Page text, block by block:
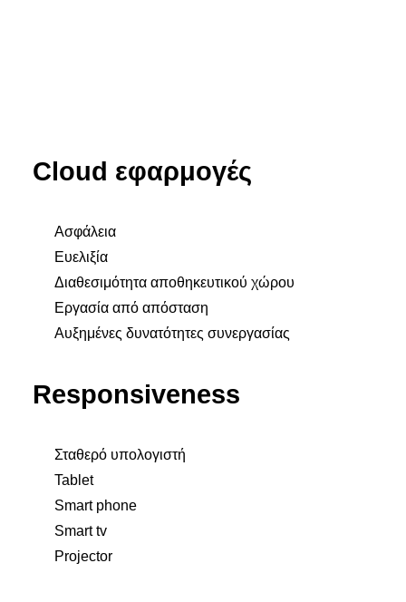
Cloud εφαρμογές
Ασφάλεια
Ευελιξία
Διαθεσιμότητα αποθηκευτικού χώρου
Εργασία από απόσταση
Αυξημένες δυνατότητες συνεργασίας
Responsiveness
Σταθερό υπολογιστή
Tablet
Smart phone
Smart tv
Projector